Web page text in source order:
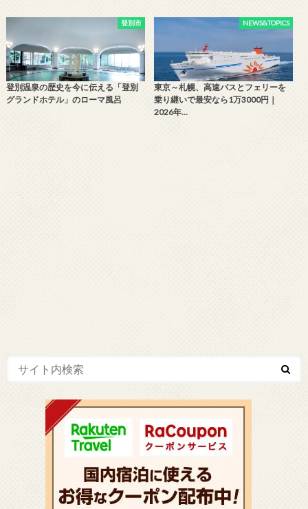
登別市
登別温泉の歴史を今に伝える「登別
グランドホテル」のローマ風呂
NEWS&TOPICS
東京～札幌、高速バスとフェリーを
乗り継いで最安なら1万3000円｜
2026年…